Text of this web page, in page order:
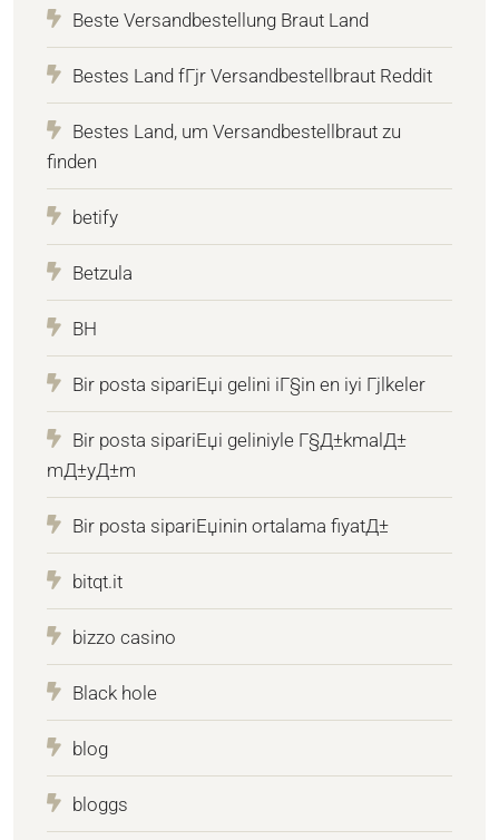
Beste Versandbestellung Braut Land
Bestes Land fГјr Versandbestellbraut Reddit
Bestes Land, um Versandbestellbraut zu
finden
betify
Betzula
BH
Bir posta sipariЕџi gelini iГ§in en iyi Гјlkeler
Bir posta sipariЕџi geliniyle Г§Д±kmalД±
mД±yД±m
Bir posta sipariЕџinin ortalama fiyatД±
bitqt.it
bizzo casino
Black hole
blog
bloggs